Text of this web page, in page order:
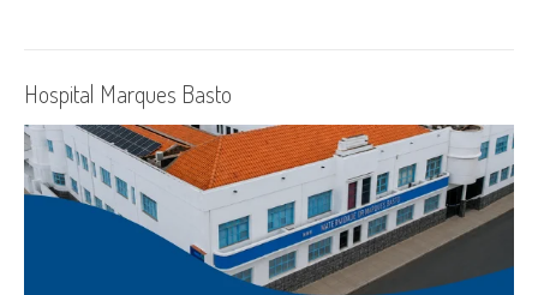
Hospital Marques Basto